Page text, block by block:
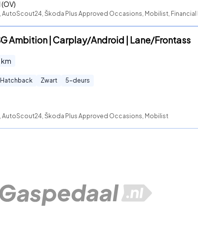
Škoda Plus Approved Occasions, Mobilist, Financial
Ambition | Carplay/Android | Lane/Frontass
km
Hatchback Zwart 5-deurs
AutoScout24, Škoda Plus Approved Occasions, Mobilist